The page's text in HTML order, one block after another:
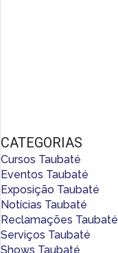
CATEGORIAS
Cursos Taubaté
Eventos Taubaté
Exposição Taubaté
Notícias Taubaté
Reclamações Taubaté
Serviços Taubaté
Shows Taubaté